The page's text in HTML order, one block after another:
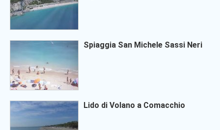
Spiaggia San Michele Sassi Neri
Lido di Volano a Comacchio